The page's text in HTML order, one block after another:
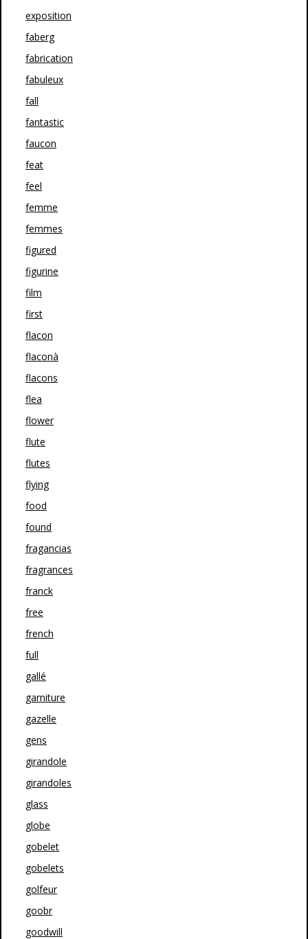
exposition
faberg
fabrication
fabuleux
fall
fantastic
faucon
feat
feel
femme
femmes
figured
figurine
film
first
flacon
flaconà
flacons
flea
flower
flute
flutes
flying
food
found
fragancias
fragrances
franck
free
french
full
gallé
garniture
gazelle
gens
girandole
girandoles
glass
globe
gobelet
gobelets
golfeur
goobr
goodwill